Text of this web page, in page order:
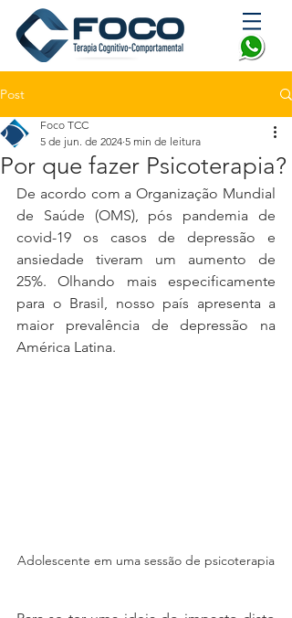
Post
Por que fazer Psicoterapia?
Foco TCC
5 de jun. de 2024 5 min de leitura
De acordo com a Organização Mundial
de Saúde (OMS), pós pandemia de
covid-19 os casos de depressão e
ansiedade tiveram um aumento de
25%. Olhando mais especificamente
para o Brasil, nosso país apresenta a
maior prevalência de depressão na
América Latina.
Adolescente em uma sessão de psicoterapia